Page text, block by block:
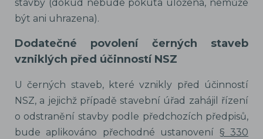
stavby (dokud nebude pokuta uložena, nemůže
být ani uhrazena).
Dodatečné povolení černých staveb
vzniklých před účinností NSZ
U černých staveb, které vznikly před účinností
NSZ, a jejichž případě stavební úřad zahájil řízení
o odstranění stavby podle předchozích předpisů,
bude aplikováno přechodné ustanovení § 330